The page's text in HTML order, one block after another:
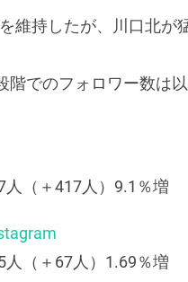
維持したが、川口北が
でのフォロワー数は以
（＋417人）9.1％増
（＋67人）1.69％増